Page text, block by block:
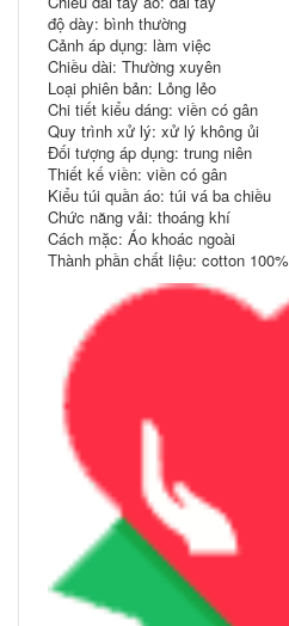
độ dày: bình thường
Cảnh áp dụng: làm việc
Chiều dài: Thường xuyên
Loại phiên bản: Lỏng lẻo
Chi tiết kiểu dáng: viền có gân
Quy trình xử lý: xử lý không ủi
Đối tượng áp dụng: trung niên
Thiết kế viền: viền có gân
Kiểu túi quần áo: túi vá ba chiều
Chức năng vải: thoáng khí
Cách mặc: Áo khoác ngoài
Thành phần chất liệu: cotton 100%